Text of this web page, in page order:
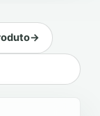
→